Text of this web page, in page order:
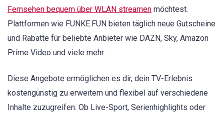
Fernsehen bequem über WLAN streamen möchtest.
Plattformen wie FUNKE.FUN bieten täglich neue Gutscheine
und Rabatte für beliebte Anbieter wie DAZN, Sky, Amazon
Prime Video und viele mehr.
Diese Angebote ermöglichen es dir, dein TV-Erlebnis
kostengünstig zu erweitern und flexibel auf verschiedene
Inhalte zuzugreifen. Ob Live-Sport, Serienhighlights oder